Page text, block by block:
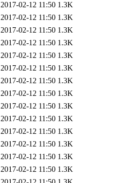
2017-02-12 11:50 1.3K
2017-02-12 11:50 1.3K
2017-02-12 11:50 1.3K
2017-02-12 11:50 1.3K
2017-02-12 11:50 1.3K
2017-02-12 11:50 1.3K
2017-02-12 11:50 1.3K
2017-02-12 11:50 1.3K
2017-02-12 11:50 1.3K
2017-02-12 11:50 1.3K
2017-02-12 11:50 1.3K
2017-02-12 11:50 1.3K
2017-02-12 11:50 1.3K
2017-02-12 11:50 1.3K